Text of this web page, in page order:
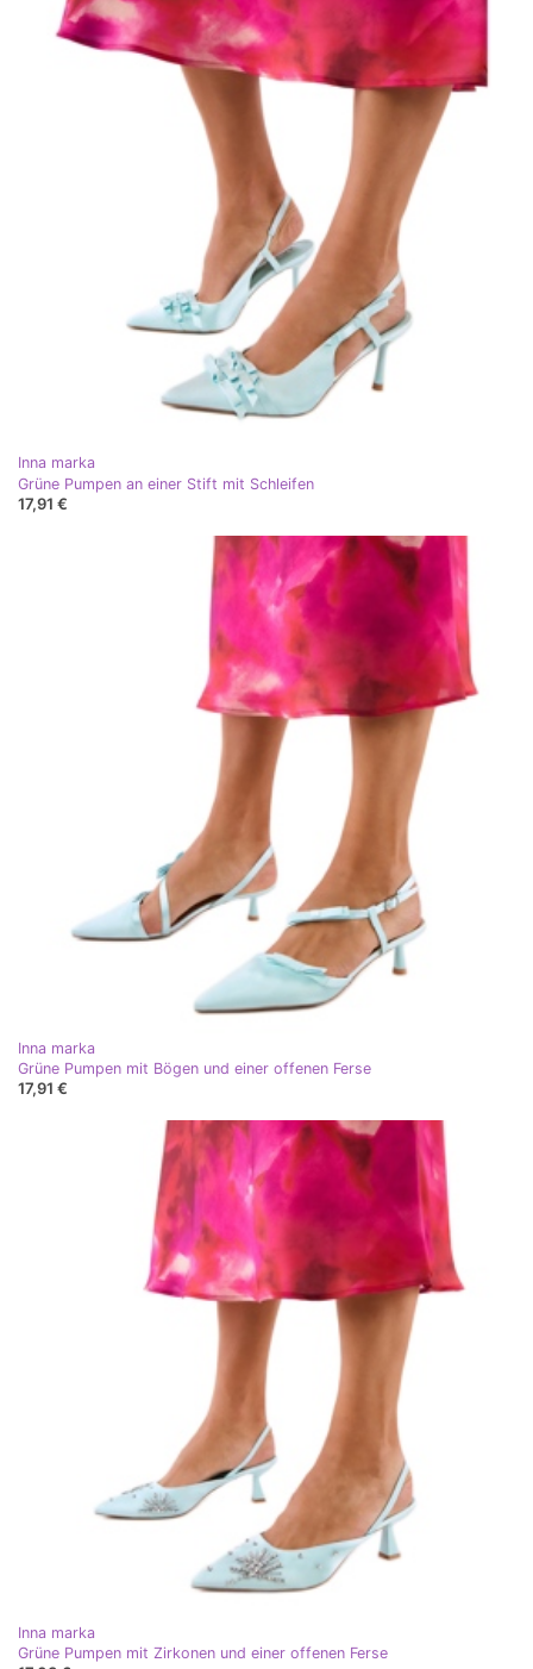
Inna marka
Grüne Pumpen an einer Stift mit Schleifen
17,91 €
Inna marka
Grüne Pumpen mit Bögen und einer offenen Ferse
17,91 €
Inna marka
Grüne Pumpen mit Zirkonen und einer offenen Ferse